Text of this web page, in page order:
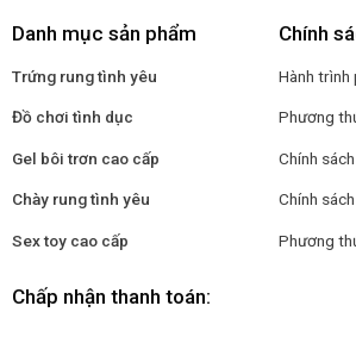
Danh mục sản phẩm
Trứng rung tình yêu
Đồ chơi tình dục
Gel bôi trơn cao cấp
Chày rung tình yêu
Sex toy cao cấp
Chính
Hành trình
Phương
Chính
Chính
Phương
Chấp nhận thanh toán: